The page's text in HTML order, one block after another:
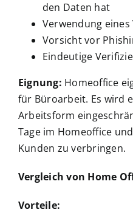
den Daten hat
Verwendung eines
Vorsicht vor
Eindeutige
Eignung: Homeoffice
für Büroarbeit. Es wird
Arbeitsform
Tage im Homeoffice
Kunden zu verbringen.
Vergleich von Home
Vorteile: